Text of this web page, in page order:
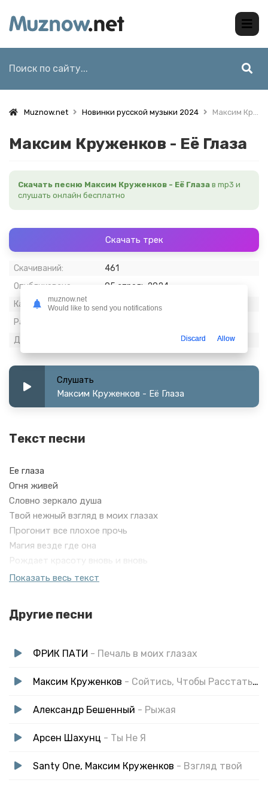
Muznow.net Новинки русской музыки 2024 Максим Круженков - Её Глаза
Максим Круженков - Её Глаза
Скачать песню Максим Круженков - Её Глаза в mp3 и
слушать онлайн бесплатно
Скачать трек
Скачиваний:
461
Опубликовано:
05 апрель 2024
Качество:
320 kbps, Stereo
Размер:
Длительность:
Слушать
Максим Круженков - Её Глаза
Текст песни
Ее глаза
Огня живей
Словно зеркало душа
Твой нежный взгляд в моих глазах
Прогонит все плохое прочь
Магия везде где она
Рождает красоту вновь и вновь
Вокруг меня голоса
Ведь это не моя печаль
Огня живей
Хрустальна и чиста
Как свежий вдох
Показать весь текст
Другие песни
ФРИК ПАТИ - Печаль в моих глазах
Максим Круженков - Сойтись, Чтобы Расстаться
Александр Бешенный - Рыжая
Арсен Шахунц - Ты Не Я
Santy One, Максим Круженков - Взгляд твой
muznow.net
Would like to send you notifications
Discard Allow